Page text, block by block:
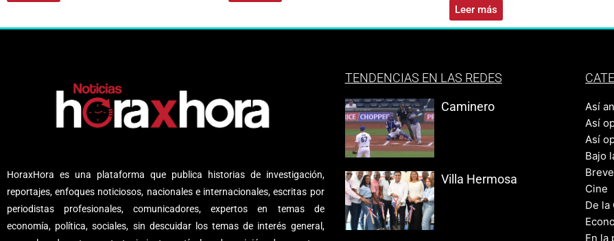
Leer más
HoraxHora es una plataforma que publica historias de investigación,
reportajes, enfoques noticiosos, nacionales e internacionales, escritas por
periodistas profesionales, comunicadores, expertos en temas de
economía, política, sociales, sin descuidar los temas de interés general,
TENDENCIAS EN LAS REDES
Caminero
Villa Hermosa
Así
Así
Así
Bajo
Cine
De la
En la